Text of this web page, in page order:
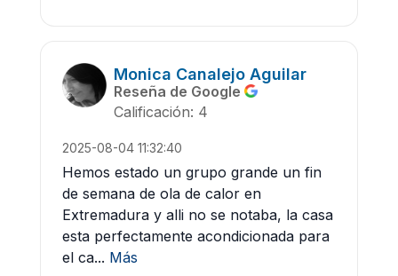
Monica Canalejo Aguilar
Reseña de Google
Calificación: 4
2025-08-04 11:32:40
Hemos estado un grupo grande un fin
de semana de ola de calor en
Extremadura y alli no se notaba, la casa
esta perfectamente acondicionada para
el ca... Más